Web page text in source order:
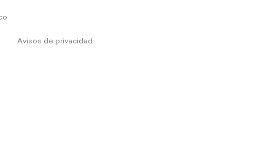
Avisos de privacidad